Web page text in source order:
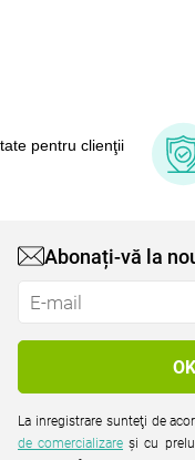
pentru clienţii
Abonați-vă la
La inregistrare sunteţi de
de comercializare şi cu prelucrarea datelor cu caracter